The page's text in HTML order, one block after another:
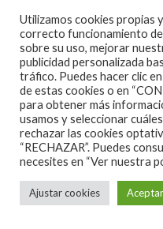
KOMODO –
Barbarians es el
vintage Komodo. Y
son de difícil
Utilizamos cookies propias
correcto funcionamiento
sobre su uso, mejorar
publicidad personalizada
tráfico. Puedes hacer clic
de estas cookies o en
para obtener más
usamos y seleccionar
rechazar las cookies
“RECHAZAR”. Puedes
necesites en “Ver nuestra
Ajustar cookies Aceptar